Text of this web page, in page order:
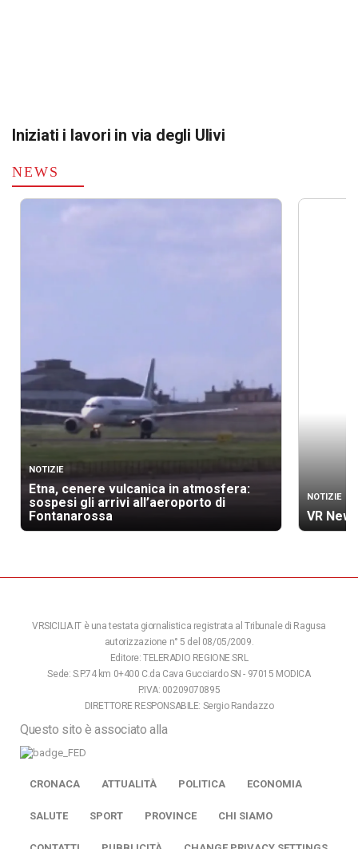
Iniziati i lavori in via degli Ulivi
NEWS
NOTIZIE
Etna, cenere vulcanica in atmosfera:
sospesi gli arrivi all’aeroporto di
Fontanarossa
NOTIZIE
VR
VRSICILIA.IT è una testata giornalistica registrata al Tribunale di Ragusa
autorizzazione n° 5 del 08/05/2009.
Editore: TELERADIO REGIONE SRL
Sede: S.P.74 km 0+400 C.da Cava Gucciardo SN - 97015 MODICA
P.IVA: 00209070895
DIRETTORE RESPONSABILE: Sergio Randazzo
Questo sito è associato alla
CRONACA ATTUALITÀ POLITICA ECONOMIA
SALUTE SPORT PROVINCE CHI SIAMO